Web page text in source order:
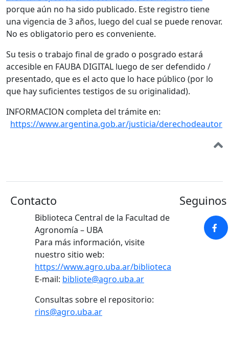
porque aún no ha sido publicado. Este registro tiene
una vigencia de 3 años, luego del cual se puede renovar.
No es obligatorio pero es conveniente.
Su tesis o trabajo final de grado o posgrado estará
accesible en FAUBA DIGITAL luego de ser defendido /
presentado, que es el acto que lo hace público (por lo
que hay suficientes testigos de su originalidad).
INFORMACION completa del trámite en:
https://www.argentina.gob.ar/justicia/derechodeautor
Contacto
Biblioteca Central de la Facultad de
Agronomía – UBA
Para más información, visite
nuestro sitio web:
https://www.agro.uba.ar/biblioteca
E-mail: bibliote@agro.uba.ar
Consultas sobre el repositorio:
rins@agro.uba.ar